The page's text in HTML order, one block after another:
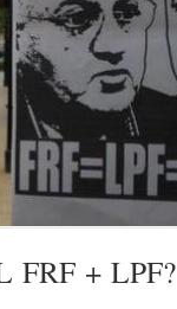
FRF + LPF?